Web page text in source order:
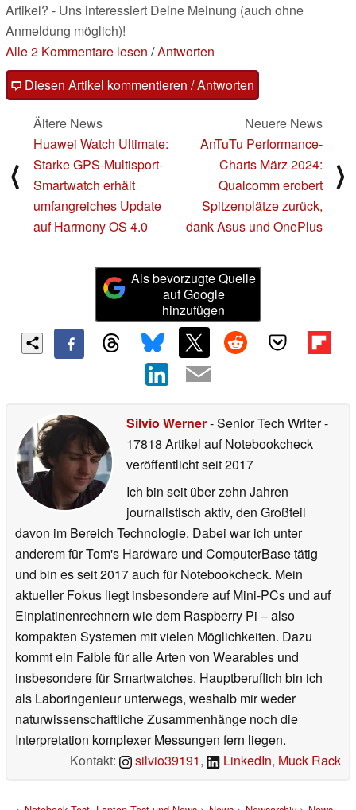
Artikel? - Uns interessiert Deine Meinung (auch ohne
Anmeldung möglich)!
Alle 2 Kommentare lesen /Antworten
Diesen Artikel kommentieren / Antworten
⟨
Ältere News
Huawei Watch Ultimate:
Starke GPS-Multisport-
Smartwatch erhält
umfangreiches Update
auf Harmony OS 4.0
Neuere News
AnTuTu Performance-
Charts März 2024:
Qualcomm erobert
Spitzenplätze zurück,
dank Asus und OnePlus
⟩
Als bevorzugte Quelle
auf Google
hinzufügen
Silvio Werner- Senior Tech Writer-
17818 Artikel auf Notebookcheck
veröffentlichtseit 2017
Ich bin seit über zehn Jahren
journalistisch aktiv, den Großteil
davon im Bereich Technologie. Dabei war ich unter
anderem für Tom's Hardware und ComputerBase tätig
und bin es seit 2017 auch für Notebookcheck. Mein
aktueller Fokus liegt insbesondere auf Mini-PCs und auf
Einplatinenrechnern wie dem Raspberry Pi – also
kompakten Systemen mit vielen Möglichkeiten. Dazu
kommt ein Faible für alle Arten von Wearables und
insbesondere für Smartwatches. Hauptberuflich bin ich
als Laboringenieur unterwegs, weshalb mir weder
naturwissenschaftliche Zusammenhänge noch die
Interpretation komplexer Messungen fern liegen.
Kontakt:
silvio39191, LinkedIn, Muck Rack